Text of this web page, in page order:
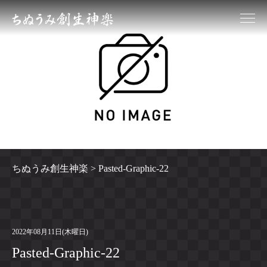
ちぬうみ創生神楽 > Pasted-Graphic-22
2022年08月11日(木曜日)
Pasted-Graphic-22